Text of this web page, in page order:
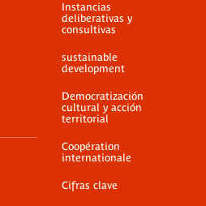
Instancias
deliberativas y
consultivas
sustainable
development
Democratización
cultural y acción
territorial
Coopération
internationale
Cifras clave